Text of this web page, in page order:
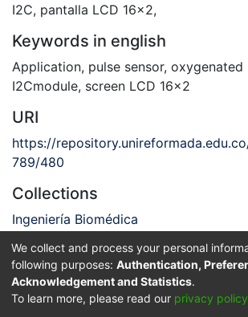
I2C, pantalla LCD 16x2,
Keywords in english
Application, pulse sensor, oxygenated
I2Cmodule, screen LCD 16x2
URI
https://
789/480
Collections
Ingeniería Biomédica
Full item page
Privacy policy End User Agreement
We collect and process your personal
following purposes: Authentication,
Acknowledgement and Statistics.
To learn more, please read our privacy policy